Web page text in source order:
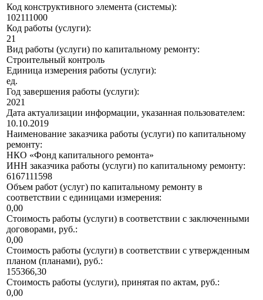
Код конструктивного элемента (системы):
102111000
Код работы (услуги):
21
Вид работы (услуги) по капитальному ремонту:
Строительный контроль
Единица измерения работы (услуги):
ед.
Год завершения работы (услуги):
2021
Дата актуализации информации, указанная пользователем:
10.10.2019
Наименование заказчика работы (услуги) по капитальному
ремонту:
НКО «Фонд капитального ремонта»
ИНН заказчика работы (услуги) по капитальному ремонту:
6167111598
Объем работ (услуг) по капитальному ремонту в
соответствии с единицами измерения:
0,00
Стоимость работы (услуги) в соответствии с заключенными
договорами, руб.:
0,00
Стоимость работы (услуги) в соответствии с утвержденным
планом (планами), руб.:
155366,30
Стоимость работы (услуги), принятая по актам, руб.:
0,00